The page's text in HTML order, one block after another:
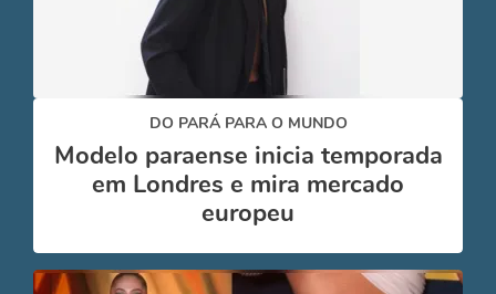
DO PARÁ PARA O MUNDO
Modelo paraense inicia temporada
em Londres e mira mercado
europeu